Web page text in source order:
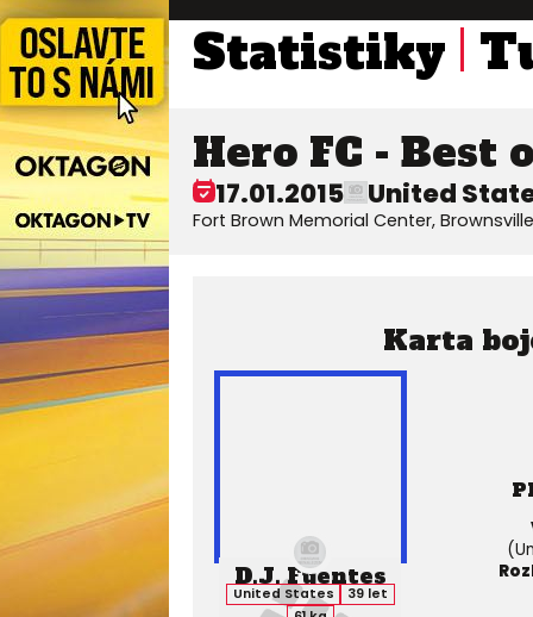
Statistiky
Hero FC - Best
17.01.2015 United
Fort Brown Memorial Center,
Karta
D.J. Fuentes
United States
39 let